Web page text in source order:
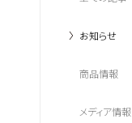
お知らせ
商品情報
メディア情報